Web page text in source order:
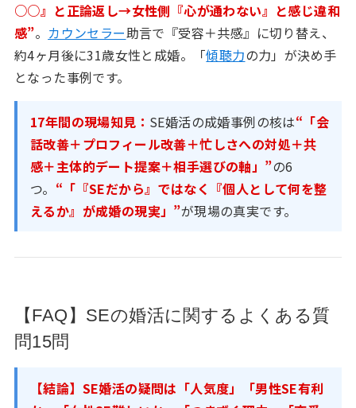
○○』と正論返し→女性側『心が通わない』と感じ違和
感”。 カウンセラー助言で『受容＋共感』に切り替え、
約4ヶ月後に31歳女性と成婚。「傾聴力の力」が決め手
となった事例です。
17年間の現場知見： SE婚活の成婚事例の核は“「会
話改善＋プロフィール改善＋忙しさへの対処＋共
感＋主体的デート提案＋相手選びの軸」”の6
つ。 “「『SEだから』ではなく『個人として何を整
えるか』が成婚の現実」”が現場の真実です。
【FAQ】SEの婚活に関するよくある質
問15問
【結論】SE婚活の疑問は「人気度」「男性SE有利